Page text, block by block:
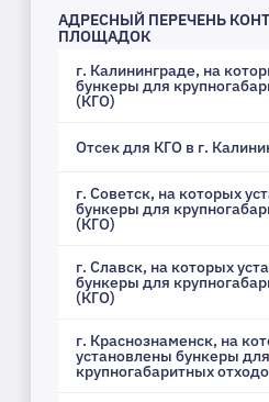
АДРЕСНЫЙ ПЕРЕЧЕНЬ
ПЛОЩАДОК
г. Калининграде, на
бункеры для
(КГО)
Отсек для КГО в г.
г. Советск, на которых
бункеры для
(КГО)
г. Славск, на которых
бункеры для
(КГО)
г. Краснознаменск, на
установлены бункеры для
крупногабаритных